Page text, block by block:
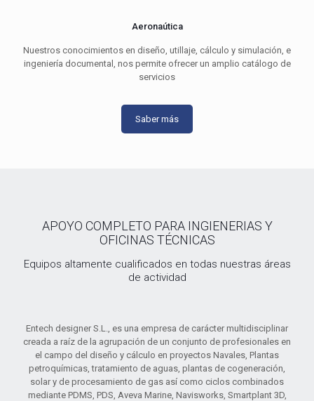
Aeronaútica
Nuestros conocimientos en diseño, utillaje, cálculo y simulación, e
ingeniería documental, nos permite ofrecer un amplio catálogo de
servicios
Saber más
APOYO COMPLETO PARA INGIENERIAS Y
OFICINAS TÉCNICAS
Equipos altamente cualificados en todas nuestras áreas
de actividad
Entech designer S.L., es una empresa de carácter multidisciplinar
creada a raíz de la agrupación de un conjunto de profesionales en
el campo del diseño y cálculo en proyectos Navales, Plantas
petroquímicas, tratamiento de aguas, plantas de cogeneración,
solar y de procesamiento de gas así como ciclos combinados
mediante PDMS, PDS, Aveva Marine, Navisworks, Smartplant 3D,